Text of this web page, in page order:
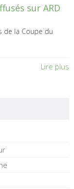
sur ARD
de la Coupe du
Lire plus